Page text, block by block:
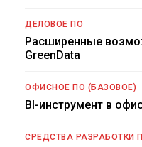
ДЕЛОВОЕ ПО
Расширенные
GreenData
ОФИСНОЕ ПО (БАЗОВОЕ)
BI-инструмент в
СРЕДСТВА РАЗРАБОТКИ